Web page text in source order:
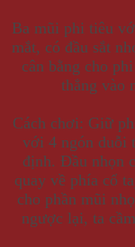
Ba mũi phi tiêu
mắt, có đầu sắt
cân bằng cho
thẳng vào
Cách chơi: Giữ
với 4 ngón duỗi
định. Đầu nhọn
quay về phía cổ
cho phần mũi
ngược lại, ta